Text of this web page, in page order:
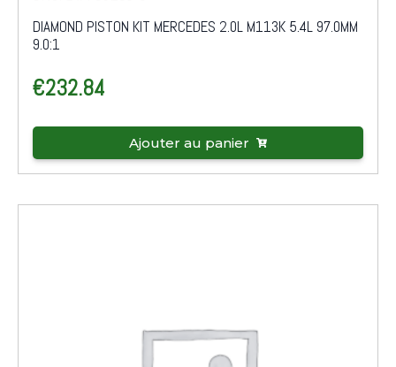
DIAMOND PISTON KIT MERCEDES 2.0L M113K 5.4L 97.0MM
9.0:1
€232.84
Ajouter au panier